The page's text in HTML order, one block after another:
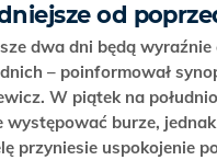
od
dwa dni będą wyraźnie
– poinformował
W piątek na
występować burze,
przyniesie uspokojenie